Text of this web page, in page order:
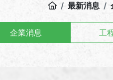
最新消息
企業消息 工